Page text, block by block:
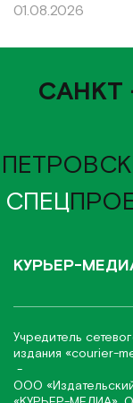
01.08.2026
САНКТ
СПЕЦ
КУРЬЕР-
Учредитель
издания «соurier-
-
ООО